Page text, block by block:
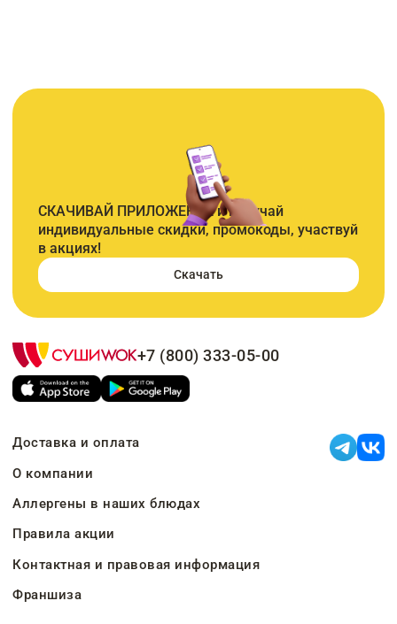
СКАЧИВАЙ ПРИЛОЖЕНИЕ и получай
индивидуальные скидки, промокоды, участвуй
в акциях!
Скачать
+7 (800) 333-05-00
Доставка и оплата
О компании
Аллергены в наших блюдах
Правила акции
Контактная и правовая информация
Франшиза